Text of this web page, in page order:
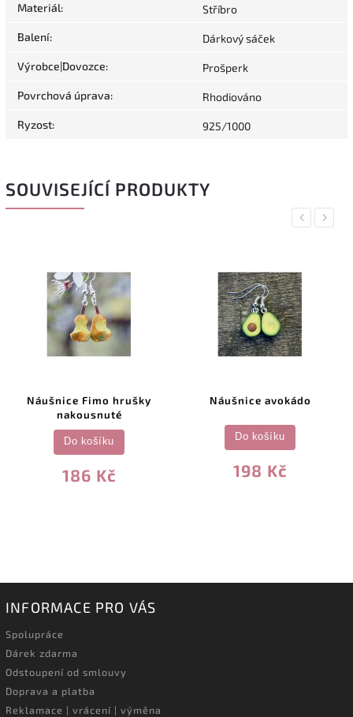
Materiál: Stříbro
Balení: Dárkový sáček
Výrobce|Dovozce: Prošperk
Povrchová úprava: Rhodiováno
Ryzost: 925/1000
SOUVISEJÍCÍ PRODUKTY
Previous
Náušnice Fimo hrušky
nakousnuté
186 Kč
Do košíku
Náušnice avokádo
198 Kč
Do košíku
Next
INFORMACE PRO VÁS
Spolupráce
Dárek zdarma
Odstoupení od smlouvy
Doprava a platba
Reklamace | vrácení | výměna